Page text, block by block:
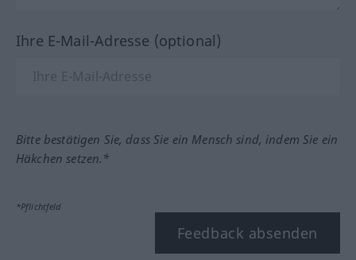
Ihre E-Mail-Adresse (optional)
Bitte bestätigen Sie, dass Sie ein Mensch sind, indem Sie ein
Häkchen setzen.*
*Pflichtfeld
Feedback absenden